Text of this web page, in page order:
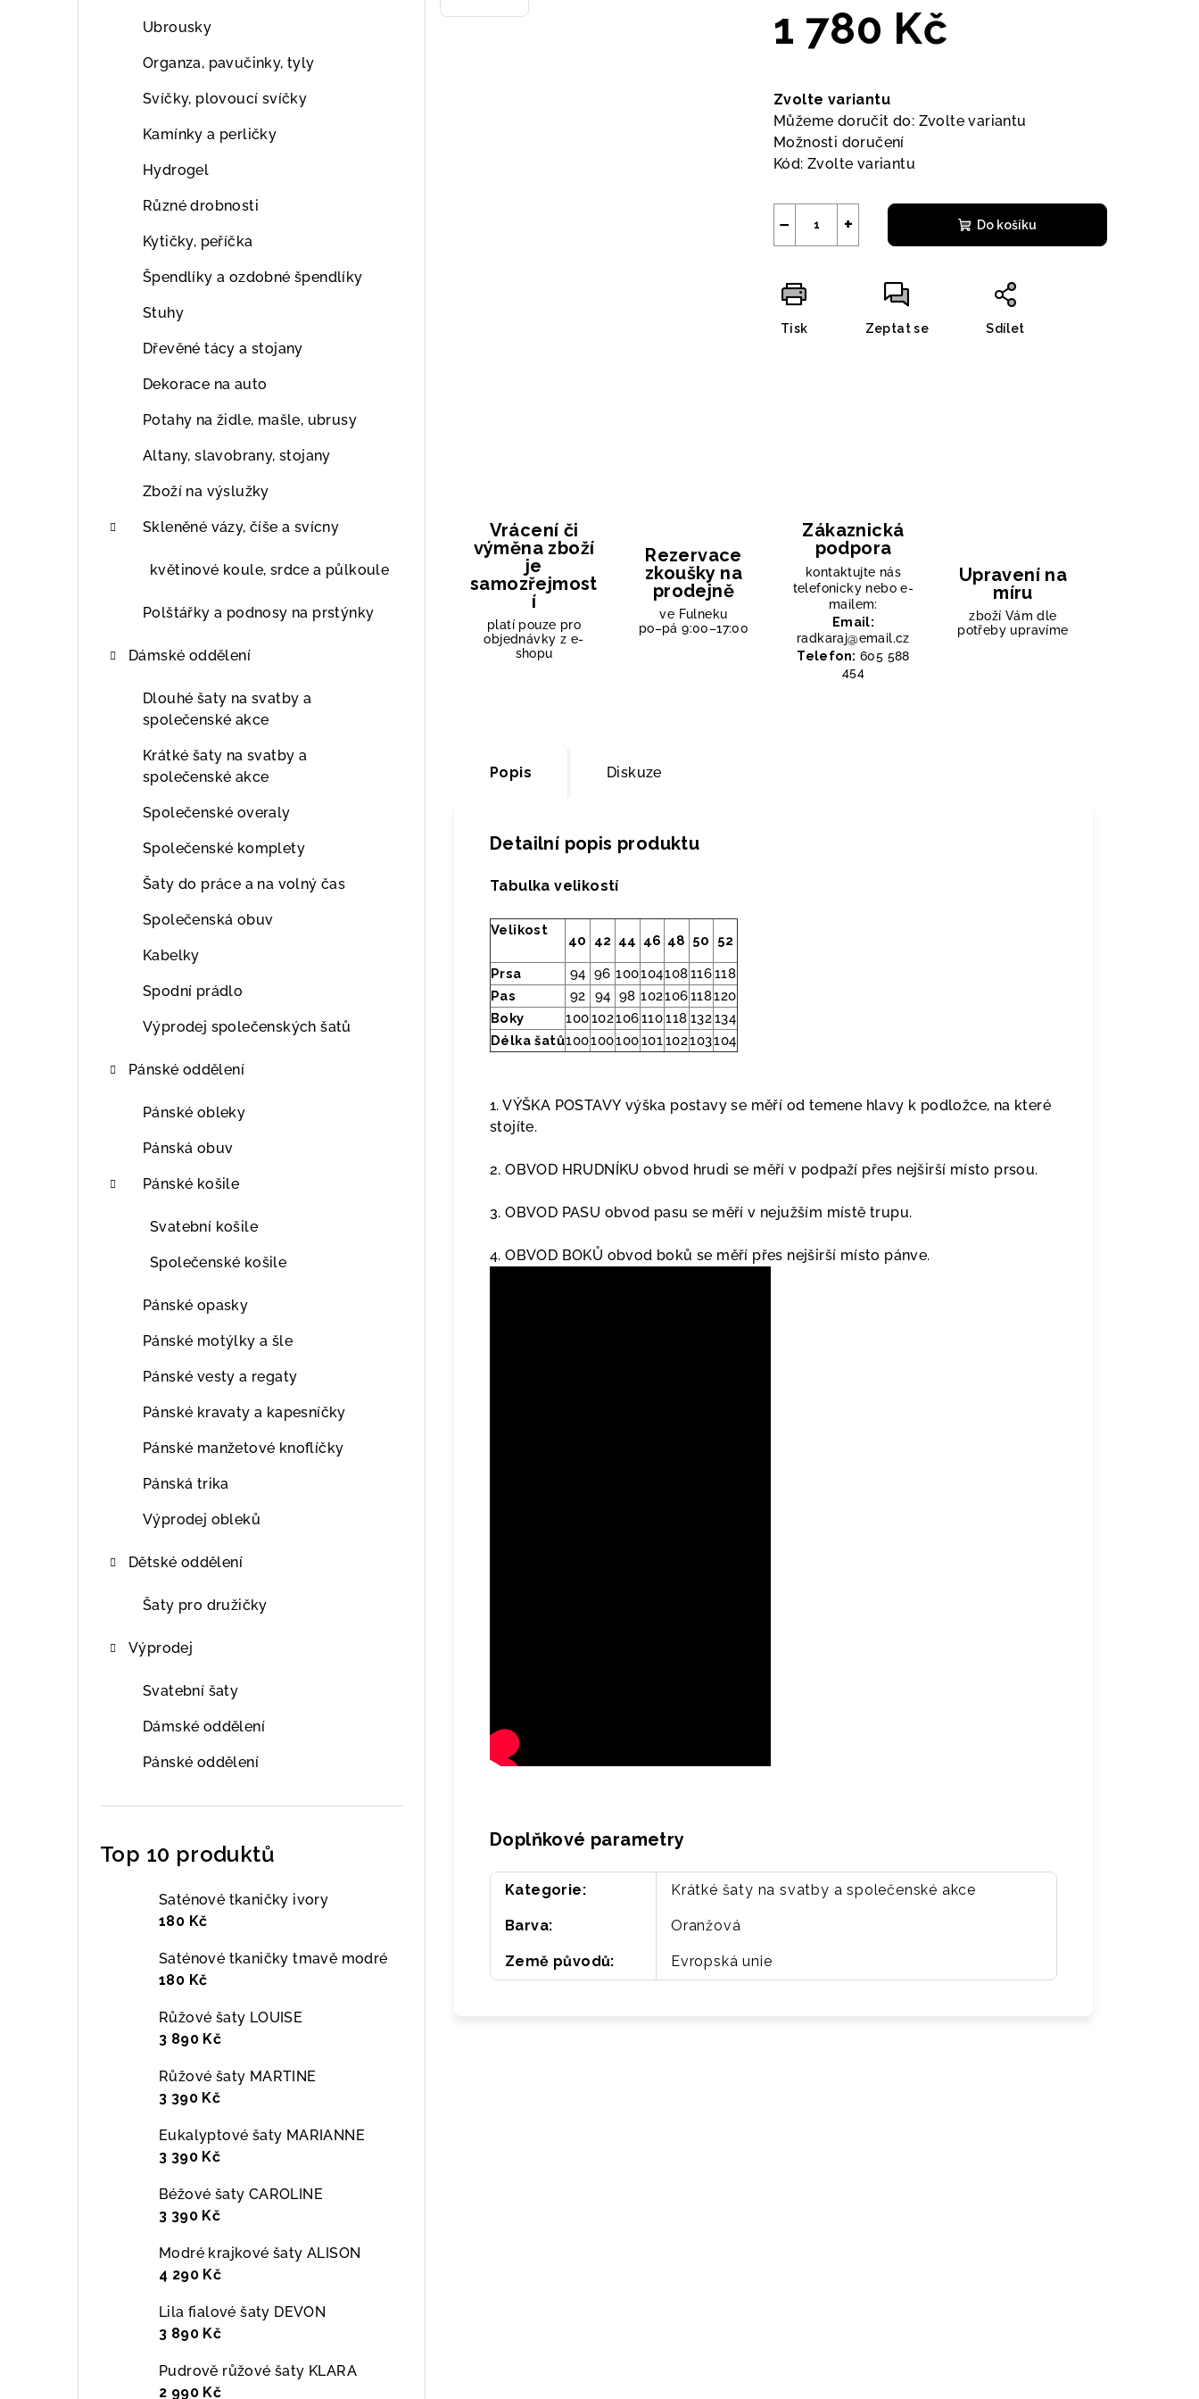
Ubrousky
Organza, pavučinky, tyly
Svíčky, plovoucí svíčky
Kamínky a perličky
Hydrogel
Různé drobnosti
Kytičky, peříčka
Špendlíky a ozdobné špendlíky
Stuhy
Dřevěné tácy a stojany
Dekorace na auto
Potahy na židle, mašle, ubrusy
Altany, slavobrany, stojany
Zboží na výslužky
Skleněné vázy, číše a svícny
květinové koule, srdce a půlkoule
Polštářky a podnosy na prstýnky
Dámské oddělení
Dlouhé šaty na svatby a
společenské akce
Krátké šaty na svatby a
společenské akce
Společenské overaly
Společenské komplety
Šaty do práce a na volný čas
Společenská obuv
Kabelky
Spodní prádlo
Výprodej společenských šatů
Pánské oddělení
Pánské obleky
Pánská obuv
Pánské košile
Svatební košile
Společenské košile
Pánské opasky
Pánské motýlky a šle
Pánské vesty a regaty
Pánské kravaty a kapesníčky
Pánské manžetové knoflíčky
Pánská trika
Výprodej obleků
Dětské oddělení
Šaty pro družičky
Výprodej
Svatební šaty
Dámské oddělení
Pánské oddělení
Top 10 produktů
Saténové tkaničky ivory
180 Kč
Saténové tkaničky tmavě modré
180 Kč
Růžové šaty LOUISE
3 890 Kč
Růžové šaty MARTINE
3 390 Kč
Eukalyptové šaty MARIANNE
3 390 Kč
Béžové šaty CAROLINE
3 390 Kč
Modré krajkové šaty ALISON
4 290 Kč
Lila fialové šaty DEVON
3 890 Kč
Pudrově růžové šaty KLARA
2 990 Kč
1 780 Kč
cena:
Zvolte variantu
Můžeme doručit do: Zvolte variantu
Možnosti doručení
Kód: Zvolte variantu
+
− Do košíku
Tisk Zeptat se Sdílet
Vrácení či
výměna zboží
je
samozřejmost
í
platí pouze pro
objednávky z e-
shopu
Rezervace
zkoušky na
prodejně
ve Fulneku
po–pá 9:00–17:00
Zákaznická
podpora
kontaktujte nás
telefonicky nebo e-
mailem:
Email:
radkaraj@email.cz
Telefon: 605 588
454
Upravení na
míru
zboží Vám dle
potřeby upravíme
Popis Diskuze
Detailní popis produktu
Tabulka velikostí
Velikost
40 42 44 46 48 50 52
Prsa 94 96 100104108116118
Pas
92 94 98 102106118120
Boky
100102106110118 132134
Délka šatů100100100101 102103104
1. VÝŠKA POSTAVY výška postavy se měří od temene hlavy k podložce, na které
stojíte.
2. OBVOD HRUDNÍKU obvod hrudi se měří v podpaží přes nejširší místo prsou.
3. OBVOD PASU obvod pasu se měří v nejužším místě trupu.
4. OBVOD BOKŮ obvod boků se měří přes nejširší místo pánve.
Doplňkové parametry
Kategorie: Krátké šaty na svatby a společenské akce
Barva: Oranžová
Země původů: Evropská unie